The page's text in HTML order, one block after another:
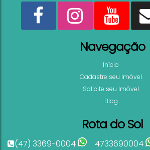
Navegação
Início
Cadastre seu Imóvel
Solicite seu Imóvel
Blog
Rota do Sol
(47) 3369-0004 4733690004